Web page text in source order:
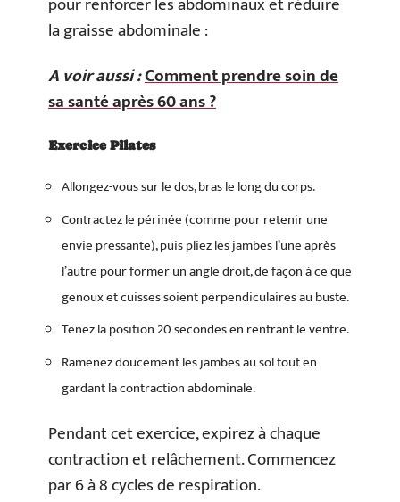
la graisse abdominale :
A voir aussi :Comment prendre soin de
sa santé après 60 ans ?
Exercice Pilates
Allongez-vous sur le dos, bras le long du corps.
Contractez le périnée (comme pour retenir une
envie pressante), puis pliez les jambes l’une après
l’autre pour former un angle droit, de façon à ce que
genoux et cuisses soient perpendiculaires au buste.
Tenez la position 20 secondes en rentrant le ventre.
Ramenez doucement les jambes au sol tout en
gardant la contraction abdominale.
Pendant cet exercice, expirez à chaque
contraction et relâchement. Commencez
par 6 à 8 cycles de respiration.